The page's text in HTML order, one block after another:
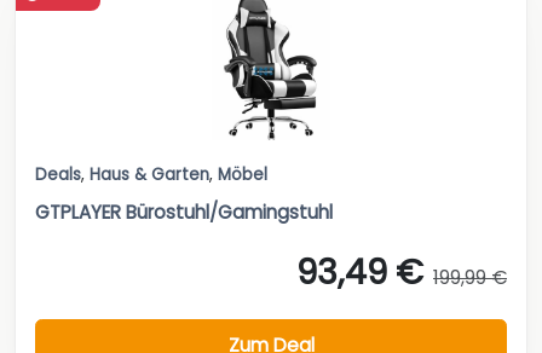
Deals, Haus & Garten, Möbel
GTPLAYER Bürostuhl/Gamingstuhl
93,49 € 199,99 €
Zum Deal